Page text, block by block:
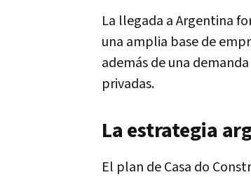
La llegada a Argentina
una amplia base de
además de una
privadas.
La estrategia
El plan de Casa do